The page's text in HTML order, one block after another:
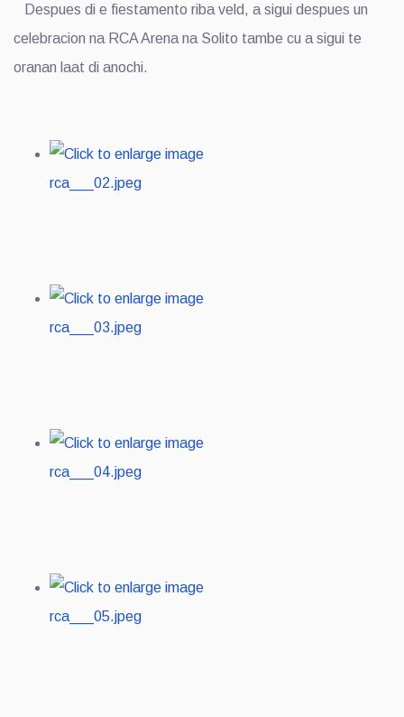
Despues di e fiestamento riba veld, a sigui despues un
celebracion na RCA Arena na Solito tambe cu a sigui te
oranan laat di anochi.